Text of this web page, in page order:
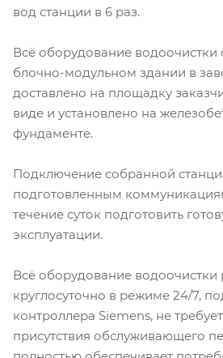
вод станции в 6 раз.
Всё оборудование водоочистки
блочно-модульном здании в
доставлено на площадку
виде и установлено на
фундаменте.
Подключение собранной
подготовленным
течение суток подготовить
эксплуатации.
Всё оборудование водоочистки
круглосуточно в режиме 24/7,
контроллера Siemens, не
присутствия обслуживающего